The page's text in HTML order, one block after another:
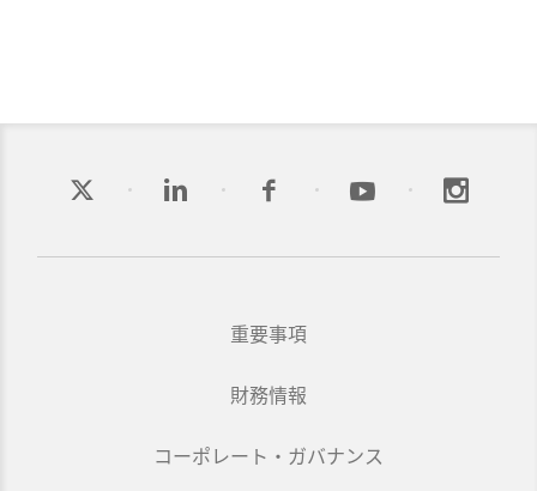
重要事項
財務情報
コーポレート・ガバナンス